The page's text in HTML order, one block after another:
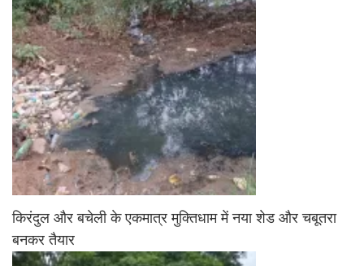
किरंदुल और बचेली के एकमात्र मुक्तिधाम में नया शेड और चबूतरा
बनकर तैयार